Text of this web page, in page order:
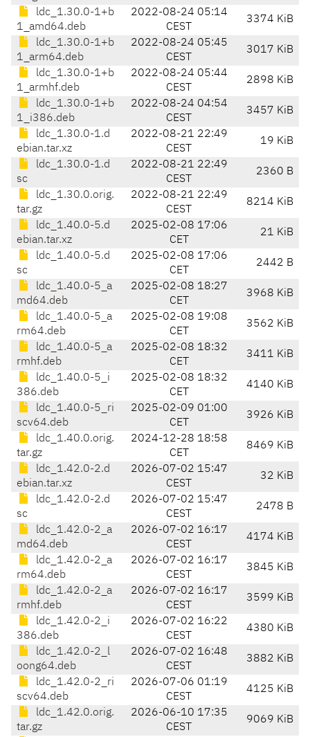
ldc_1.30.0-1+b
1_amd64.deb
2022-08-24 05:14
CEST
3374 KiB
ldc_1.30.0-1+b
1_arm64.deb
2022-08-24 05:45
CEST
3017 KiB
ldc_1.30.0-1+b
1_armhf.deb
2022-08-24 05:44
CEST
2898 KiB
ldc_1.30.0-1+b
1_i386.deb
2022-08-24 04:54
CEST
3457 KiB
ldc_1.30.0-1.d
ebian.tar.xz
2022-08-21 22:49
CEST
19 KiB
ldc_1.30.0-1.d
sc
2022-08-21 22:49
CEST
2360 B
ldc_1.30.0.orig.
tar.gz
2022-08-21 22:49
CEST
8214 KiB
ldc_1.40.0-5.d
ebian.tar.xz
2025-02-08 17:06
CET
21 KiB
ldc_1.40.0-5.d
sc
2025-02-08 17:06
CET
2442 B
ldc_1.40.0-5_a
md64.deb
2025-02-08 18:27
CET
3968 KiB
ldc_1.40.0-5_a
rm64.deb
2025-02-08 19:08
CET
3562 KiB
ldc_1.40.0-5_a
rmhf.deb
2025-02-08 18:32
CET
3411 KiB
ldc_1.40.0-5_i
386.deb
2025-02-08 18:32
CET
4140 KiB
ldc_1.40.0-5_ri
scv64.deb
2025-02-09 01:00
CET
3926 KiB
ldc_1.40.0.orig.
tar.gz
2024-12-28 18:58
CET
8469 KiB
ldc_1.42.0-2.d
ebian.tar.xz
2026-07-02 15:47
CEST
32 KiB
ldc_1.42.0-2.d
sc
2026-07-02 15:47
CEST
2478 B
ldc_1.42.0-2_a
md64.deb
2026-07-02 16:17
CEST
4174 KiB
ldc_1.42.0-2_a
rm64.deb
2026-07-02 16:17
CEST
3845 KiB
ldc_1.42.0-2_a
rmhf.deb
2026-07-02 16:17
CEST
3599 KiB
ldc_1.42.0-2_i
386.deb
2026-07-02 16:22
CEST
4380 KiB
ldc_1.42.0-2_l
oong64.deb
2026-07-02 16:48
CEST
3882 KiB
ldc_1.42.0-2_ri
scv64.deb
2026-07-06 01:19
CEST
4125 KiB
ldc_1.42.0.orig.
tar.gz
2026-06-10 17:35
CEST
9069 KiB